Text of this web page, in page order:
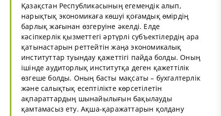
Қазақстан Республикасының егемендік алып,
нарықтық экономикаға көшуі қоғамдық өмірдің
барлық жағынан өзгеруіне әкелді. Елде
кәсіпкерлік қызметтегі әртүрлі субъектілердің ара
қатынастарын реттейтін жаңа экономикалық
институттар туындау қажеттігі пайда болды. Оның
ішінде аудиторлық институтқа деген қажеттілік
өзгеше болды. Оның басты мақсаты – бухгалтерлік
және салықтық есептілікте көрсетілетін
ақпараттардың шынайылығын бақылауды
қамтамасыз ету. Ақша-қаражаттарын қолдану